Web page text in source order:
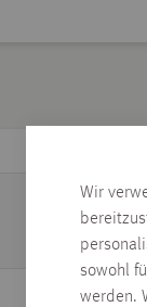
Wir
sowohl
werden.